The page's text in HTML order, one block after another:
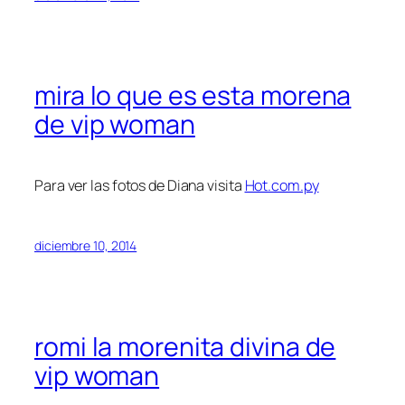
mira lo que es esta morena
de vip woman
Para ver las fotos de Diana visita Hot.com.py
diciembre 10, 2014
romi la morenita divina de
vip woman